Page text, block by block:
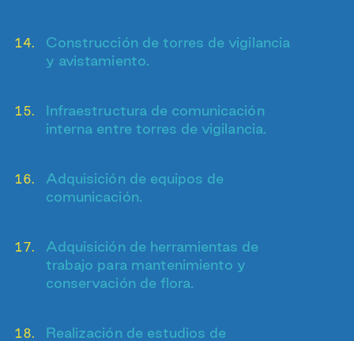
Construcción de torres de vigilancia
y avistamiento.
Infraestructura de comunicación
interna entre torres de vigilancia.
Adquisición de equipos de
comunicación.
Adquisición de herramientas de
trabajo para mantenimiento y
conservación de flora.
Realización de estudios de